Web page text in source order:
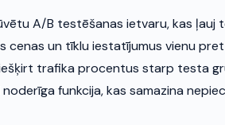
A/B testēšanas ietvaru, kas
cenas un tīklu iestatījumus vienu
trafika procentus starp testa
noderīga funkcija, kas samazina